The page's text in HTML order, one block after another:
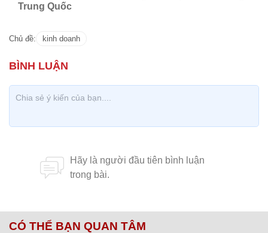
Trung Quốc
Chủ đề: kinh doanh
CÓ THỂ BẠN QUAN TÂM